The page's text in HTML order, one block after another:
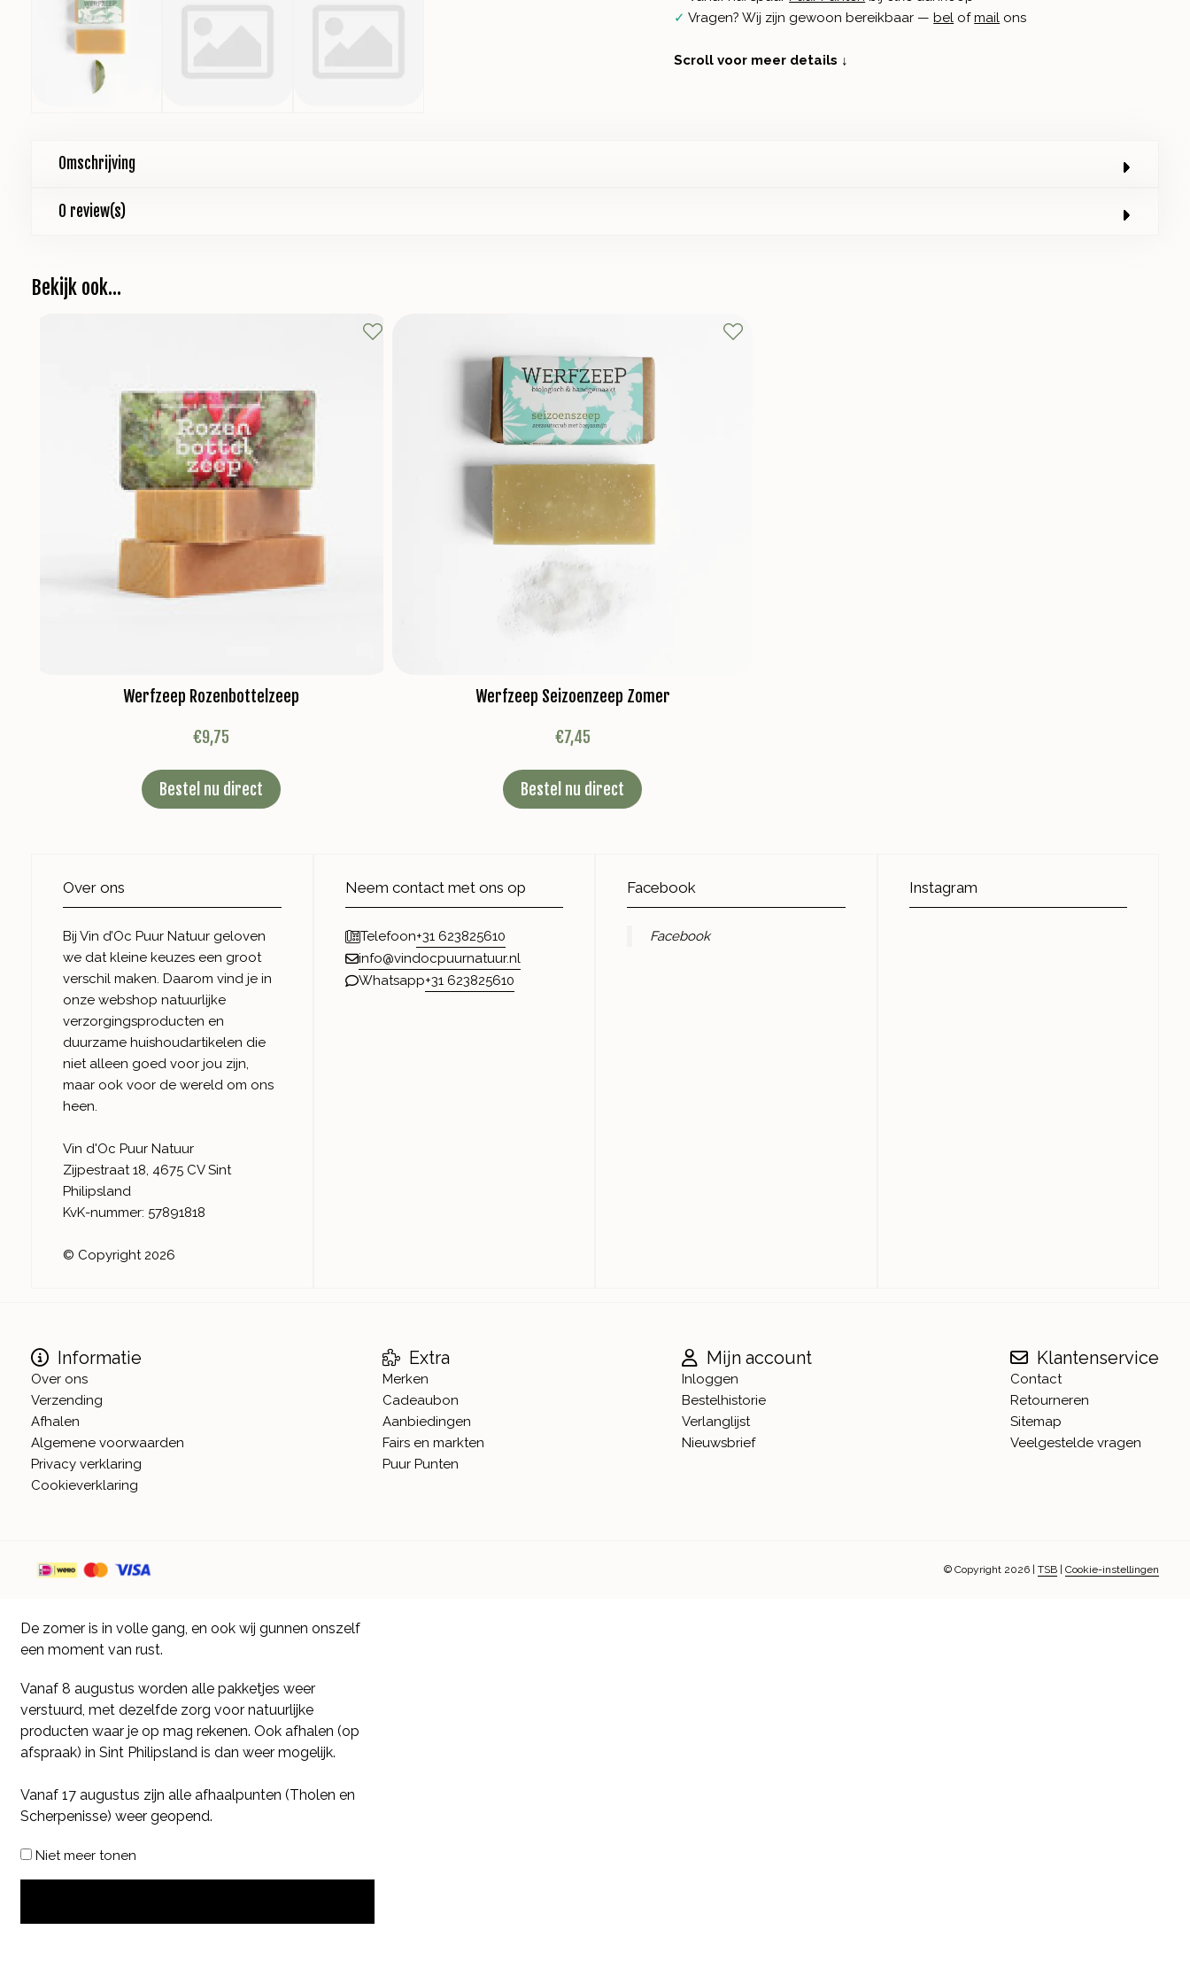
✓ Vragen? Wij zijn gewoon bereikbaar — bel ofmail ons
Scroll voor meer details ↓
Omschrijving
0 review(s)
Bekijk ook...
Werfzeep Rozenbottelzeep
€9,75
Bestel nu direct
Werfzeep Seizoenzeep Zomer
€7,45
Bestel nu direct
Over ons
Bij Vin d’Oc Puur Natuur geloven
we dat kleine keuzes een groot
verschil maken. Daarom vind je in
onze webshop natuurlijke
verzorgingsproducten en
duurzame huishoudartikelen die
niet alleen goed voor jou zijn,
maar ook voor de wereld om ons
heen.
Vin d'Oc Puur Natuur
Zijpestraat 18, 4675 CV Sint
Philipsland
KvK-nummer: 57891818
© Copyright 2026
Neem contact met ons op
Telefoon+31 623825610
info@vindocpuurnatuur.nl
Whatsapp+31 623825610
Facebook
Facebook
Instagram
Informatie
Over ons
Verzending
Afhalen
Algemene voorwaarden
Privacy verklaring
Cookieverklaring
Extra
Merken
Cadeaubon
Aanbiedingen
Fairs en markten
Puur Punten
Mijn account
Inloggen
Bestelhistorie
Verlanglijst
Nieuwsbrief
Klantenservice
Contact
Retourneren
Sitemap
Veelgestelde vragen
© Copyright 2026 TSB Cookie-instellingen
De zomer is in volle gang, en ook wij gunnen onszelf
een moment van rust.
Vanaf 8 augustus worden alle pakketjes weer
verstuurd, met dezelfde zorg voor natuurlijke
producten waar je op mag rekenen. Ook afhalen (op
afspraak) in Sint Philipsland is dan weer mogelijk.
Vanaf 17 augustus zijn alle afhaalpunten (Tholen en
Scherpenisse) weer geopend.
Niet meer tonen